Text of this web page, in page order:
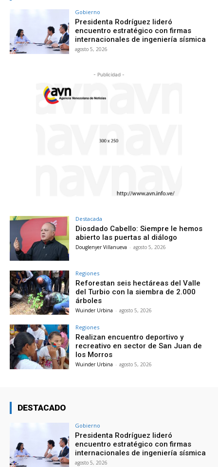
Gobierno
Presidenta Rodríguez lideró
encuentro estratégico con firmas
internacionales de ingeniería sísmica
agosto 5, 2026
- Publicidad -
Destacada
Diosdado Cabello: Siempre le hemos
abierto las puertas al diálogo
Douglenyer Villanueva - agosto 5, 2026
Regiones
Reforestan seis hectáreas del Valle
del Turbio con la siembra de 2.000
árboles
Wuinder Urbina - agosto 5, 2026
Regiones
Realizan encuentro deportivo y
recreativo en sector de San Juan de
los Morros
Wuinder Urbina - agosto 5, 2026
DESTACADO
Gobierno
Presidenta Rodríguez lideró
encuentro estratégico con firmas
internacionales de ingeniería sísmica
agosto 5, 2026